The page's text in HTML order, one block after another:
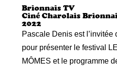
Brionnais TV
Ciné Charolais
2022
Pascale Denis est
pour présenter le festival
MÔMES et le programme